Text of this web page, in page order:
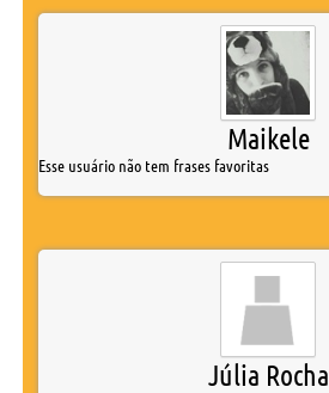
Maikele
Esse usuário não tem frases favoritas
Júlia Rocha